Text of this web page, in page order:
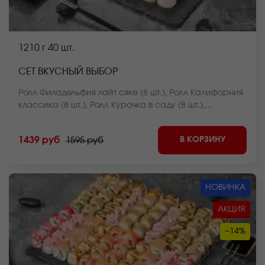
1210 г 40 шт.
СЕТ ВКУСНЫЙ ВЫБОР
Ролл Филадельфия лайт сяке (8 шт.), Ролл Калифорния
классика (8 шт.), Ролл Курочка в саду (8 шт.),
шт.) *Внешний вид блюда может отличаться от фото на
сайте.
1439 руб 1595 руб В КОРЗИНУ
НОВИНКА
АКЦИЯ
−14%